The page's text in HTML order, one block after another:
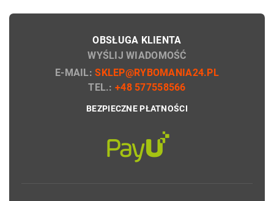
OBSŁUGA KLIENTA
WYŚLIJ WIADOMOŚĆ
E-MAIL:SKLEP@RYBOMANIA24.PL
TEL.:+48 577558566
BEZPIECZNE PŁATNOŚCI